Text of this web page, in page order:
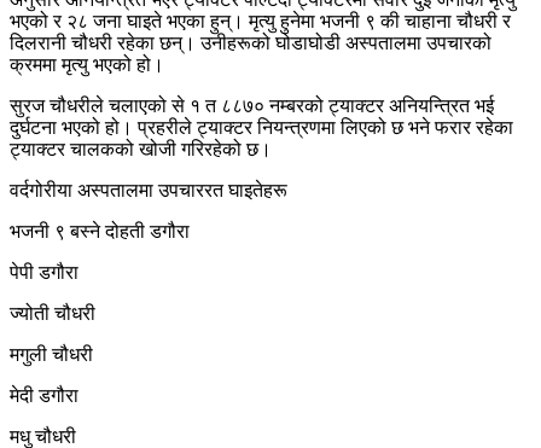
भएको र २८ जना घाइते भएका हुन्। मृत्यु हुनेमा भजनी ९ की चाहाना चौधरी र
दिलरानी चौधरी रहेका छन्। उनीहरूको घोडाघोडी अस्पतालमा उपचारको
क्रममा मृत्यु भएको हो।
सुरज चौधरीले चलाएको से १ त ८८७० नम्बरको ट्याक्टर अनियन्त्रित भई
दुर्घटना भएको हो। प्रहरीले ट्याक्टर नियन्त्रणमा लिएको छ भने फरार रहेका
ट्याक्टर चालकको खोजी गरिरहेको छ।
वर्दगोरीया अस्पतालमा उपचाररत घाइतेहरू
भजनी ९ बस्ने दोहती डगौरा
पेपी डगौरा
ज्योती चौधरी
मगुली चौधरी
मेदी डगौरा
मधु चौधरी